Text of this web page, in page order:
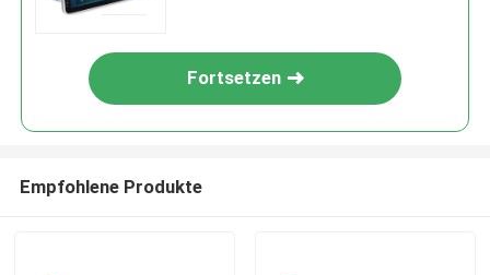
Fortsetzen
Empfohlene Produkte